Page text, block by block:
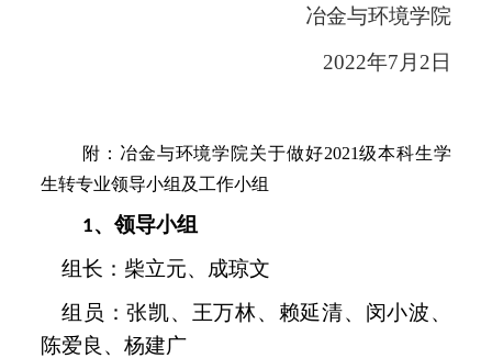
冶金与环境学院
2022年7 月2 日
附：冶金与环境学院关于做好2021级本科生学
生转专业领导小组及工作小组
1、领导小组
组长：柴立元、成琼文
组员：张凯、王万林、赖延清、闵小波、
陈爱良、杨建广